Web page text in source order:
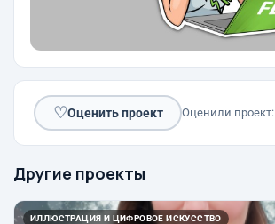
♡Оценить проект Оценили проект:
Другие проекты
ИЛЛЮСТРАЦИЯ И ЦИФРОВОЕ ИСКУССТВО